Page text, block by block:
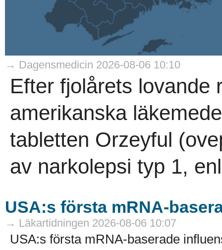
→ Dagensmedicin 2026-08-06 10:10
Efter fjolårets lovande
amerikanska
tabletten Orzeyful
av narkolepsi typ 1,
USA:s första mRNA-
→ Läkartidningen 2026-08-06 10:07
USA:s första mRNA-baserade